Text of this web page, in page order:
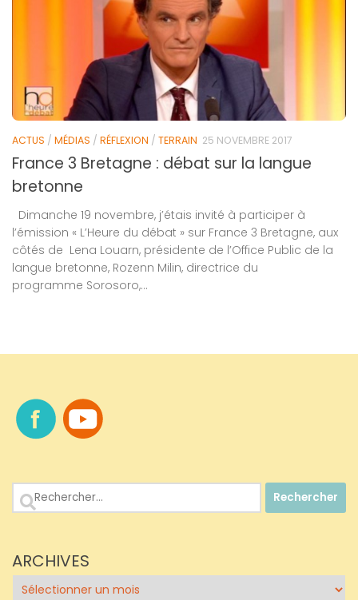
ACTUS / MÉDIAS / RÉFLEXION / TERRAIN 25 NOVEMBRE 2017
France 3 Bretagne : débat sur la langue
bretonne
Dimanche 19 novembre, j’étais invité à participer à
l’émission « L’Heure du débat » sur France 3 Bretagne, aux
côtés de Lena Louarn, présidente de l’Office Public de la
langue bretonne, Rozenn Milin, directrice du
programme Sorosoro,...
Rechercher :
ARCHIVES
Archives